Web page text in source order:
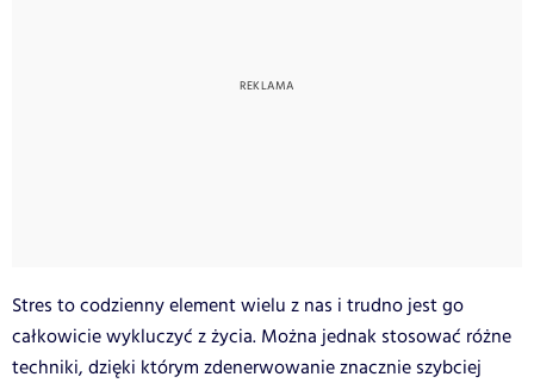
Stres to codzienny element wielu z nas i trudno jest go
całkowicie wykluczyć z życia. Można jednak stosować różne
techniki, dzięki którym zdenerwowanie znacznie szybciej